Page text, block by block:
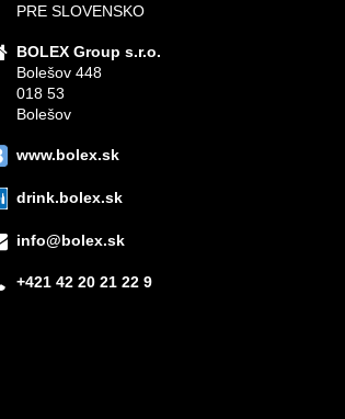
PRE SLOVENSKO
BOLEX Group s.r.o.
Bolešov 448
018 53
Bolešov
www.bolex.sk
drink.bolex.sk
info@bolex.sk
+421 42 20 21 22 9